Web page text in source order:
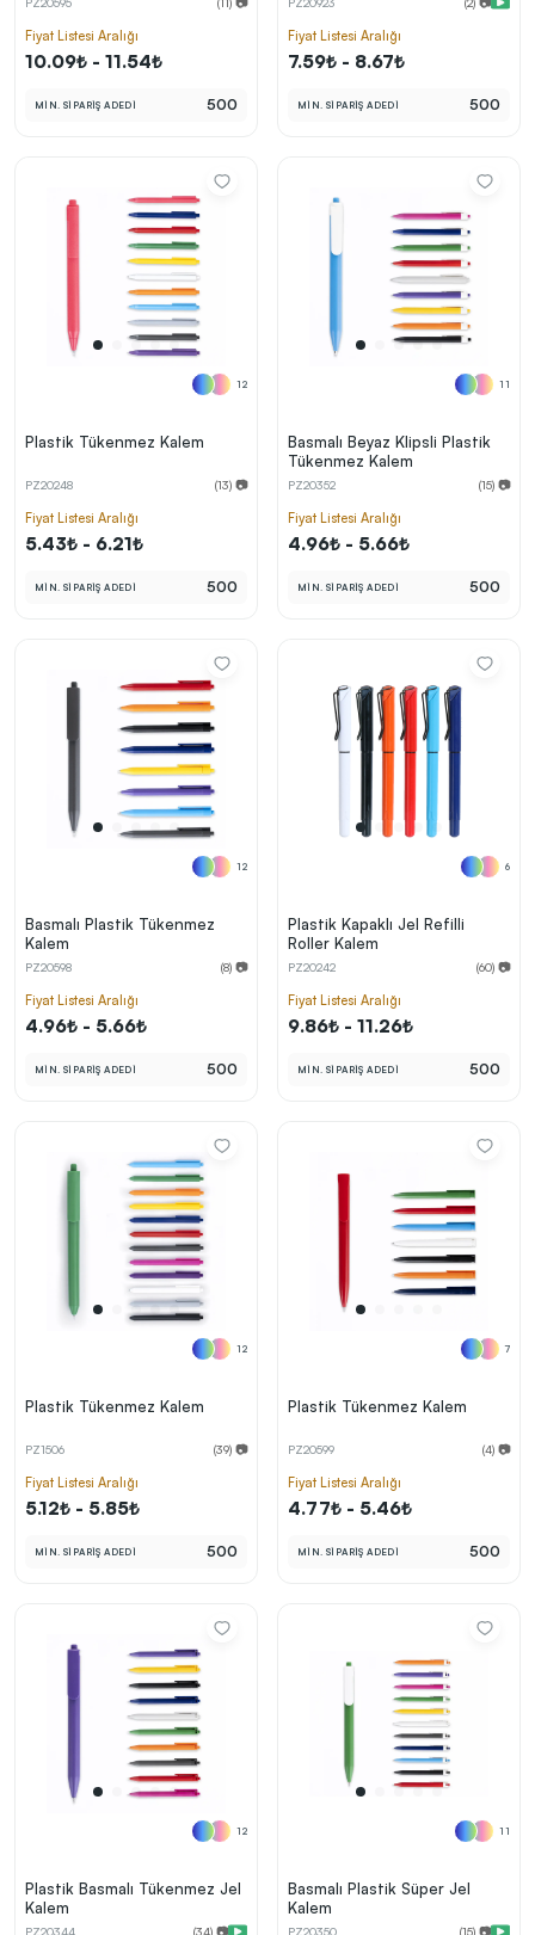
kolayca belirleyebilirsin.
Markan için hayal ettiğin ürünü, en uygun fiyatlarla
Promozone’da bulduktan sonra, uzman ekibimiz
sadece sitemiz üzerinden teklif almanı bekliyor.
Sonraki Adıma İlerle
Fiyat Listesi Aralığı
10.09₺ - 11.54₺
MİN. SİPARİŞ ADEDİ 500
Fiyat Listesi Aralığı
7.59₺ - 8.67₺
MİN. SİPARİŞ ADEDİ 500
12
Plastik Tükenmez Kalem
PZ20248 (13) 📷
Fiyat Listesi Aralığı
5.43₺ - 6.21₺
MİN. SİPARİŞ ADEDİ 500
11
Basmalı Beyaz Klipsli Plastik
Tükenmez Kalem
PZ20352 (15) 📷
Fiyat Listesi Aralığı
4.96₺ - 5.66₺
MİN. SİPARİŞ ADEDİ 500
12
Basmalı Plastik Tükenmez
Kalem
PZ20598 (8) 📷
Fiyat Listesi Aralığı
4.96₺ - 5.66₺
MİN. SİPARİŞ ADEDİ 500
6
Plastik Kapaklı Jel Refilli
Roller Kalem
PZ20242 (60) 📷
Fiyat Listesi Aralığı
9.86₺ - 11.26₺
MİN. SİPARİŞ ADEDİ 500
12
Plastik Tükenmez Kalem
PZ1506 (39) 📷
Fiyat Listesi Aralığı
5.12₺ - 5.85₺
MİN. SİPARİŞ ADEDİ 500
7
Plastik Tükenmez Kalem
PZ20599 (4) 📷
Fiyat Listesi Aralığı
4.77₺ - 5.46₺
MİN. SİPARİŞ ADEDİ 500
12
Plastik Basmalı Tükenmez Jel
Kalem
PZ20344 (34) 📷
11
Basmalı Plastik Süper Jel
Kalem
PZ20350 (15) 📷